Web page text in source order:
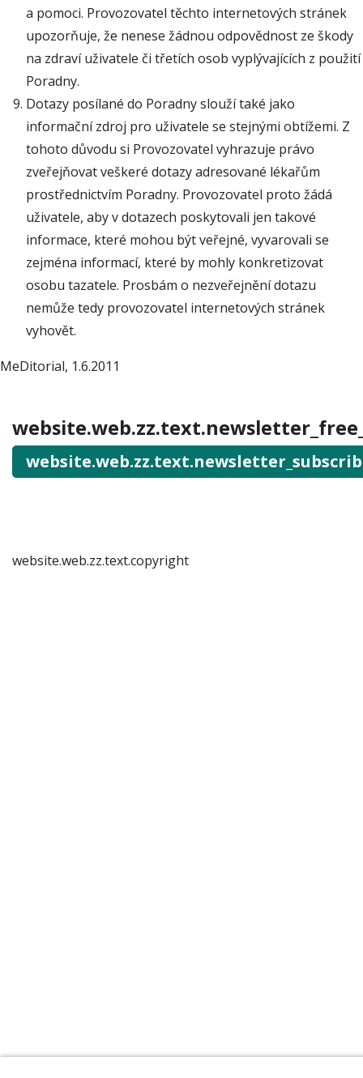
a pomoci. Provozovatel těchto internetových stránek
upozorňuje, že nenese žádnou odpovědnost ze škody
na zdraví uživatele či třetích osob vyplývajících z použití
Poradny.
Dotazy posílané do Poradny slouží také jako
informační zdroj pro uživatele se stejnými obtížemi. Z
tohoto důvodu si Provozovatel vyhrazuje právo
zveřejňovat veškeré dotazy adresované lékařům
prostřednictvím Poradny. Provozovatel proto žádá
uživatele, aby v dotazech poskytovali jen takové
informace, které mohou být veřejné, vyvarovali se
zejména informací, které by mohly konkretizovat
osobu tazatele. Prosbám o nezveřejnění dotazu
nemůže tedy provozovatel internetových stránek
vyhovět.
MeDitorial, 1.6.2011
website.web.zz.text.copyright